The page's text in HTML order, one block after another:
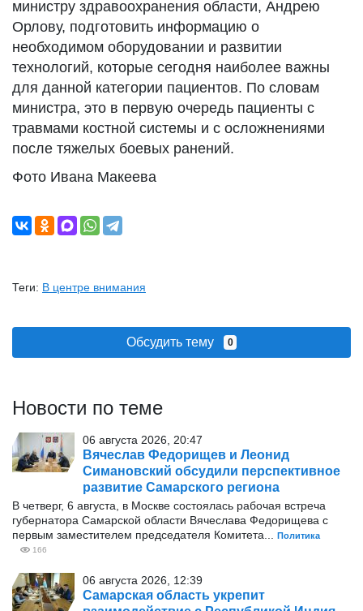
министру здравоохранения области, Андрею
Орлову, подготовить информацию о
необходимом оборудовании и развитии
технологий, которые сегодня наиболее важны
для данной категории пациентов. По словам
министра, это в первую очередь пациенты с
травмами костной системы и с осложнениями
после тяжелых боевых ранений.
Фото Ивана Макеева
Теги: В центре внимания
Обсудить тему 0
Новости по теме
06 августа 2026, 20:47
Вячеслав Федорищев и Леонид
Симановский обсудили перспективное
развитие Самарского региона
В четверг, 6 августа, в Москве состоялась рабочая встреча
губернатора Самарской области Вячеслава Федорищева с
первым заместителем председателя Комитета...
Политика
166
06 августа 2026, 12:39
Самарская область укрепит